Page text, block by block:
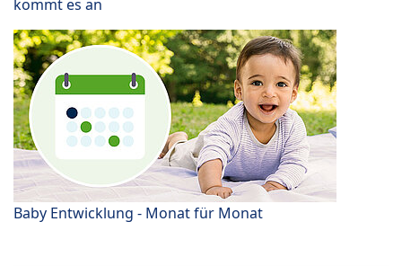
kommt es an
Baby Entwicklung - Monat für Monat